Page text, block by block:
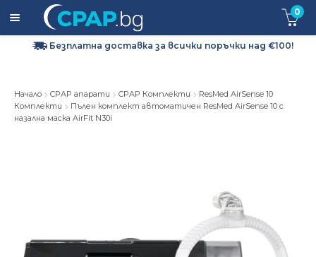
Безплатна доставка за всички поръчки над €100!
0
CPAP маски
Доставка и Връщане
Начало CPAP апарати CPAP Комплекти
ResMed AirSense 10
Комплекти
Пълен комплект автоматичен ResMed AirSense 10 с
назална маска AirFit N30i